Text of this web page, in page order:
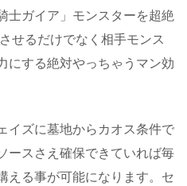
士ガイア」モンスターを超絶
せるだけでなく相手モンス
にする絶対やっちゃうマン効
イズに墓地からカオス条件で
ースさえ確保できていれば毎
える事が可能になります。セ